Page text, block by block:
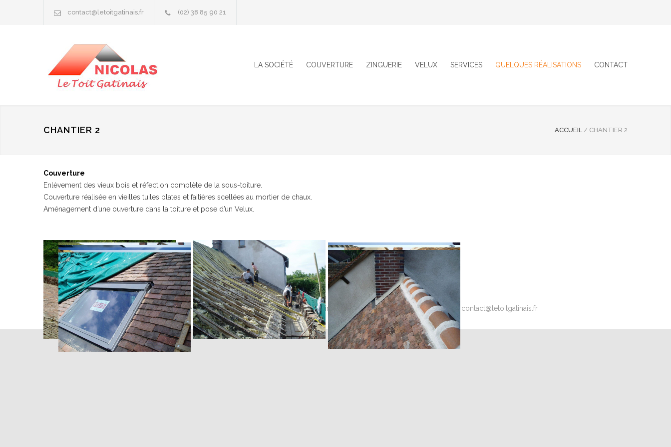
contact@letoitgatinais.fr (02) 38 85 90 21
LA SOCIÉTÉ COUVERTURE ZINGUERIE VELUX SERVICES QUELQUES RÉALISATIONS CONTACT
CHANTIER 2 ACCUEIL / CHANTIER 2
Couverture
Enlèvement des vieux bois et réfection complète de la sous-toiture.
Couverture réalisée en vieilles tuiles plates et faitières scellées au mortier de chaux.
Aménagement d’une ouverture dans la toiture et pose d’un Velux.
SARL NICOLAS Le Toit Gâtinais 4, route de Nargis - 45120 Girolles - Tél./Fax : 02 38 85 90 21 - email : contact@letoitgatinais.fr